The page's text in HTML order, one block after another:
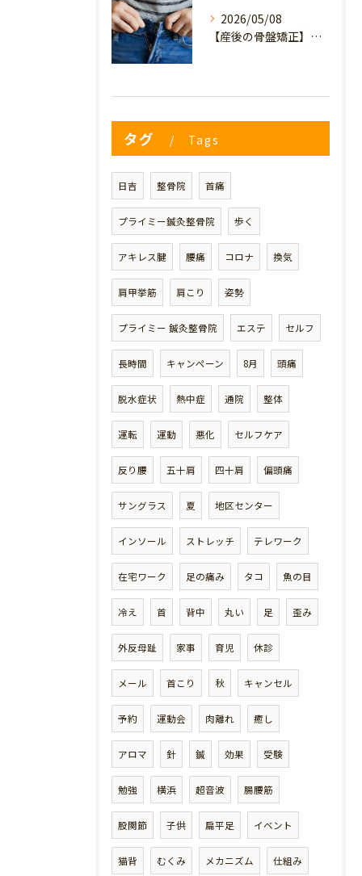
2026/05/08
【産後の骨盤矯正】妊娠前のデニムが履けない…
タグ Tags
日吉 整骨院 首痛
プライミー鍼灸整骨院 歩く
アキレス腱 腰痛 コロナ 換気
肩甲挙筋 肩こり 姿勢
プライミー 鍼灸整骨院 エステ セルフ
長時間 キャンペーン 8月 頭痛
脱水症状 熱中症 通院 整体
運転 運動 悪化 セルフケア
反り腰 五十肩 四十肩 偏頭痛
サングラス 夏 地区センター
インソール ストレッチ テレワーク
在宅ワーク 足の痛み タコ 魚の目
冷え 首 背中 丸い 足 歪み
外反母趾 家事 育児 休診
メール 首こり 秋 キャンセル
予約 運動会 肉離れ 癒し
アロマ 針 鍼 効果 受験
勉強 横浜 超音波 腸腰筋
股関節 子供 扁平足 イベント
猫背 むくみ メカニズム 仕組み